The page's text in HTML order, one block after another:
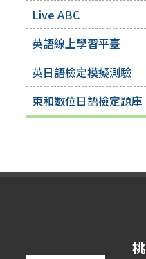
Live ABC
英語線上學習平臺
英日語檢定模擬測驗
東和數位日語檢定題庫